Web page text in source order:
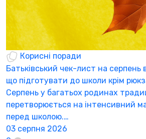
Корисні поради
Батьківський чек-лист на серпень
що підготувати до школи крім
Серпень у багатьох родинах
перетворюється на інтенсивний
перед школою.…
03 серпня 2026